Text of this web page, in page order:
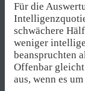
Für die
schwächere
weniger
beanspruchten
Offenbar
aus, wenn es